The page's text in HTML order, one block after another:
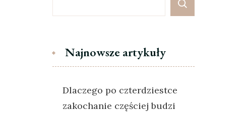
Najnowsze artykuły
Dlaczego po czterdziestce
zakochanie częściej budzi